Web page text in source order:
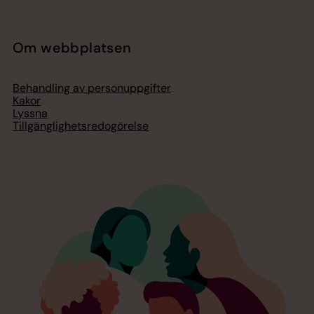
Om webbplatsen
Behandling av personuppgifter
Kakor
Lyssna
Tillgänglighetsredogörelse